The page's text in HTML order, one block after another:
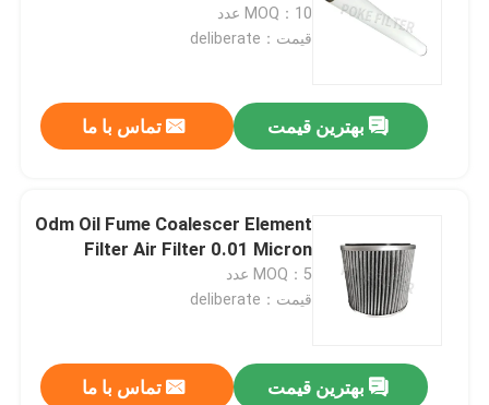
MOQ：10 عدد
قیمت：deliberate
بهترین قیمت تماس با ما
Odm Oil Fume Coalescer Element
Filter Air Filter 0.01 Micron
MOQ：5 عدد
قیمت：deliberate
بهترین قیمت تماس با ما